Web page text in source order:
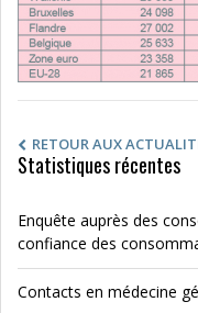
RETOUR AUX
Statistiques récentes
Enquête auprès des
confiance des
Contacts en médecine